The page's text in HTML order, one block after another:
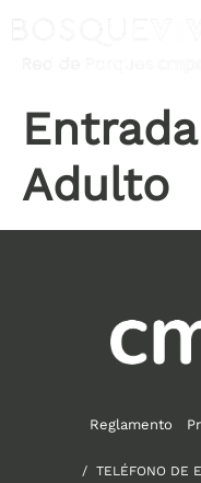
Adulto
Reglamento
/ TELÉFONO DE